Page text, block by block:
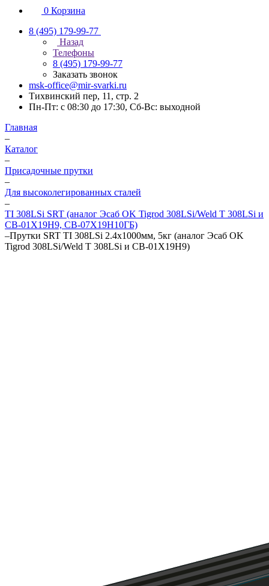
0 Корзина
8 (495) 179-99-77
Назад
Телефоны
8 (495) 179-99-77
Заказать звонок
msk-office@mir-svarki.ru
Тихвинский пер, 11, стр. 2
Пн-Пт: с 08:30 до 17:30, Сб-Вс: выходной
Главная
–
Каталог
–
Присадочные прутки
–
Для высоколегированных сталей
–
TI 308LSi SRT (аналог Эсаб OK Tigrod 308LSi/Weld T 308LSi и
СВ-01Х19Н9, СВ-07Х19Н10ГБ)
–Прутки SRT TI 308LSi 2.4х1000мм, 5кг (аналог Эсаб OK
Tigrod 308LSi/Weld T 308LSi и СВ-01Х19Н9)